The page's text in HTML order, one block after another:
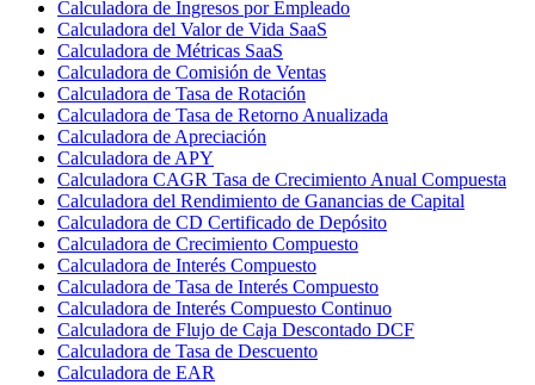
Calculadora de Ingresos por Empleado
Calculadora del Valor de Vida SaaS
Calculadora de Métricas SaaS
Calculadora de Comisión de Ventas
Calculadora de Tasa de Rotación
Calculadora de Tasa de Retorno Anualizada
Calculadora de Apreciación
Calculadora de APY
Calculadora CAGR Tasa de Crecimiento Anual Compuesta
Calculadora del Rendimiento de Ganancias de Capital
Calculadora de CD Certificado de Depósito
Calculadora de Crecimiento Compuesto
Calculadora de Interés Compuesto
Calculadora de Tasa de Interés Compuesto
Calculadora de Interés Compuesto Continuo
Calculadora de Flujo de Caja Descontado DCF
Calculadora de Tasa de Descuento
Calculadora de EAR